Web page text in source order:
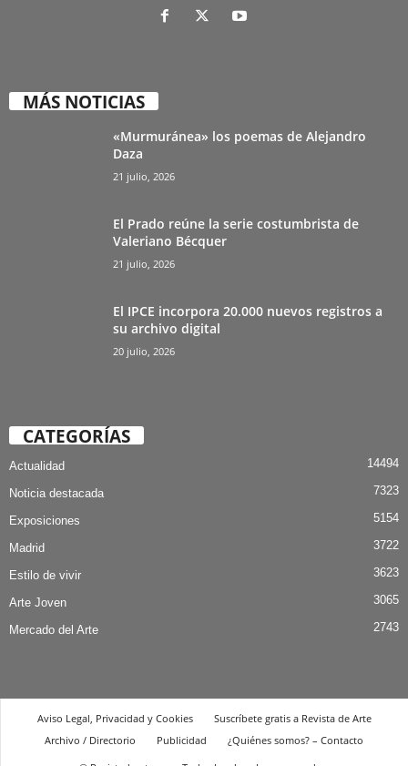
MÁS NOTICIAS
«Murmuránea» los poemas de Alejandro
Daza
21 julio, 2026
El Prado reúne la serie costumbrista de
Valeriano Bécquer
21 julio, 2026
El IPCE incorpora 20.000 nuevos registros a
su archivo digital
20 julio, 2026
CATEGORÍAS
Actualidad 14494
Noticia destacada 7323
Exposiciones 5154
Madrid 3722
Estilo de vivir 3623
Arte Joven 3065
Mercado del Arte 2743
Aviso Legal, Privacidad y Cookies
Suscríbete gratis a Revista de Arte
Archivo / Directorio
Publicidad
¿Quiénes somos? – Contacto